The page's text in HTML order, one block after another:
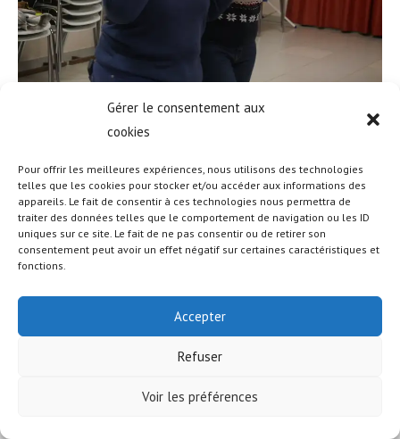
Gérer le consentement aux
cookies
Pour offrir les meilleures expériences, nous utilisons des technologies
telles que les cookies pour stocker et/ou accéder aux informations des
appareils. Le fait de consentir à ces technologies nous permettra de
traiter des données telles que le comportement de navigation ou les ID
uniques sur ce site. Le fait de ne pas consentir ou de retirer son
consentement peut avoir un effet négatif sur certaines caractéristiques et
fonctions.
Accepter
Refuser
Voir les préférences
© COPYRIGHT - OCEANWP THEME BY NICK